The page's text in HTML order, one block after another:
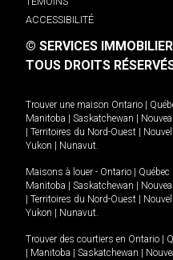
ACCESSIBILITÉ
© SERVICES
TOUS DROITS
Trouver une maison Ontario
Manitoba
Saskatchewan
Territoires du Nord-Ouest
Yukon
Nunavut.
Maisons à louer - Ontario Québec
Manitoba
Saskatchewan
Territoires du Nord-Ouest
Yukon
Nunavut.
Trouver des courtiers en Ontario
Manitoba Saskatchewan